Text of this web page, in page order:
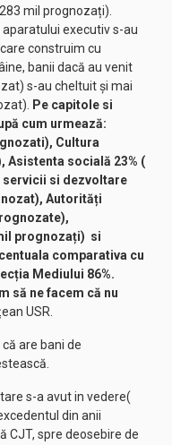
mil prognozați).
executiv s-au
construim cu
banii dacă au venit
s-au cheltuit și mai
Pe capitole si
cum urmează:
Cultura
Asistenta socială 23% (
servicii si dezvoltare
Autorități
prognozați) si
comparativa cu
Mediului 86%.
să ne facem că nu
USR.
are bani de
s-a avut in vedere(
din anii
CJT, spre deosebire de